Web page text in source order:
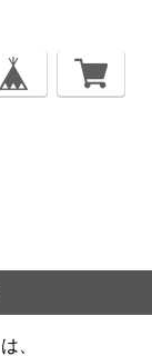
は、